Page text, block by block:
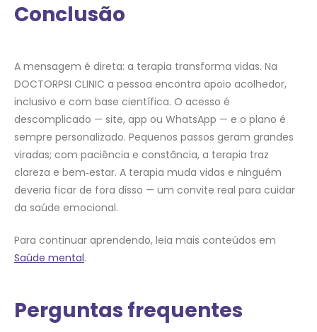
Conclusão
A mensagem é direta: a terapia transforma vidas. Na
DOCTORPSI CLINIC a pessoa encontra apoio acolhedor,
inclusivo e com base científica. O acesso é
descomplicado — site, app ou WhatsApp — e o plano é
sempre personalizado. Pequenos passos geram grandes
viradas; com paciência e constância, a terapia traz
clareza e bem‑estar. A terapia muda vidas e ninguém
deveria ficar de fora disso — um convite real para cuidar
da saúde emocional.
Para continuar aprendendo, leia mais conteúdos em
Saúde mental.
Perguntas frequentes